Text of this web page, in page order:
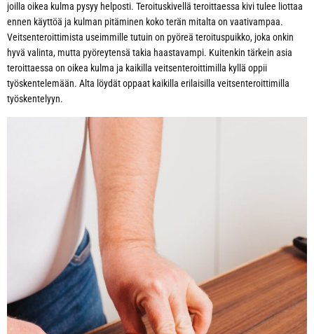
joilla oikea kulma pysyy helposti. Teroituskivellä teroittaessa kivi tulee liottaa
ennen käyttöä ja kulman pitäminen koko terän mitalta on vaativampaa.
Veitsenteroittimista useimmille tutuin on pyöreä teroituspuikko, joka onkin
hyvä valinta, mutta pyöreytensä takia haastavampi. Kuitenkin tärkein asia
teroittaessa on oikea kulma ja kaikilla veitsenteroittimilla kyllä oppii
työskentelemään. Alta löydät oppaat kaikilla erilaisilla veitsenteroittimilla
työskentelyyn.